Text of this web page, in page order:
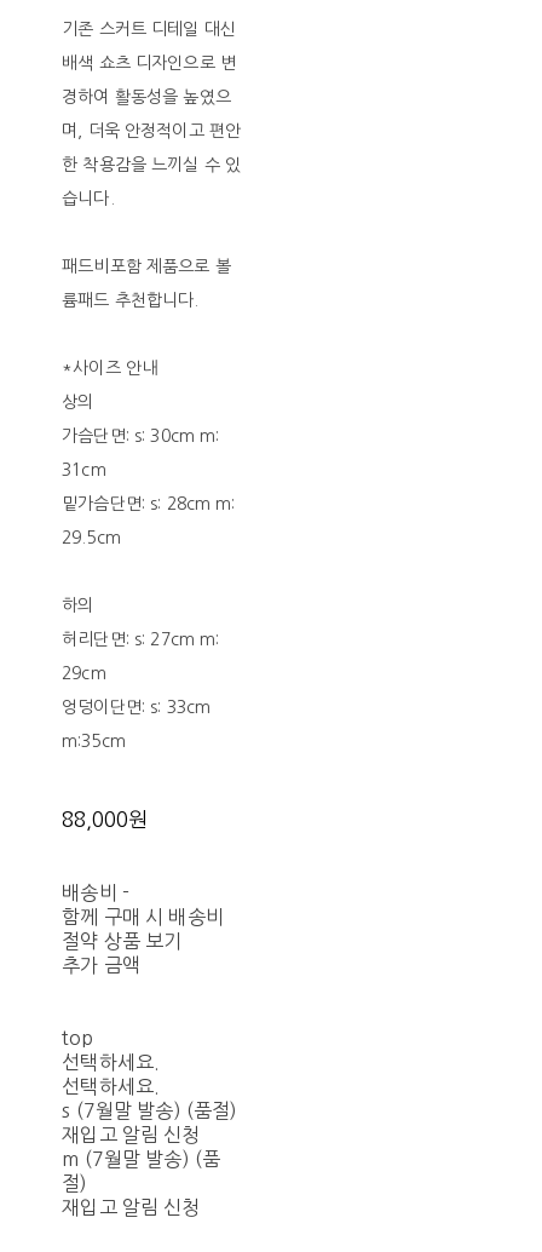
기존 스커트 디테일 대신
배색 쇼츠 디자인으로 변
경하여 활동성을 높였으
며, 더욱 안정적이고 편안
한 착용감을 느끼실 수 있
습니다.
패드비포함 제품으로 볼
륨패드 추천합니다.
*사이즈 안내
상의
가슴단면: s: 30cm m:
31cm
밑가슴단면: s: 28cm m:
29.5cm
하의
허리단면: s: 27cm m:
29cm
엉덩이단면: s: 33cm
m:35cm
88,000원
배송비 -
함께 구매 시 배송비
절약 상품 보기
추가 금액
top
선택하세요.
선택하세요.
s (7월말 발송) (품절)
재입고 알림 신청
m (7월말 발송) (품
절)
재입고 알림 신청